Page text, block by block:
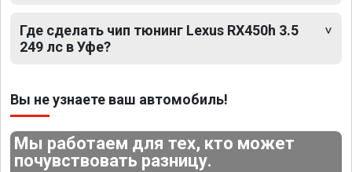
Где сделать чип тюнинг Lexus RX450h 3.5
249 лс в Уфе?
Вы не узнаете ваш автомобиль!
Мы работаем для тех, кто может
почувствовать разницу.